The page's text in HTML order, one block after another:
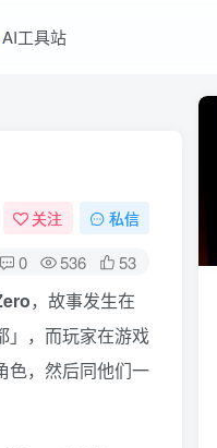
AI工具站
关注 私信
0 536 53
，故事发生在
」，而玩家在游戏
色，然后同他们一